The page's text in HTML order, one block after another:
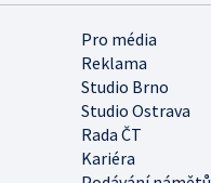
Pro média
Reklama
Studio Brno
Studio Ostrava
Rada ČT
Kariéra